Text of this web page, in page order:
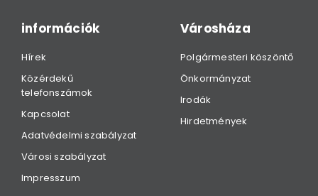
információk
Hírek
Közérdekű
telefonszámok
Kapcsolat
Adatvédelmi szabályzat
Városi szabályzat
Impresszum
Városháza
Polgármesteri köszöntő
Önkormányzat
Irodák
Hirdetmények